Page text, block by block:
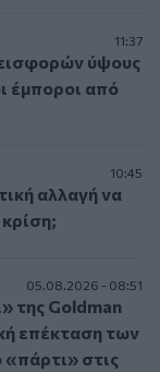
11:37
ύψους
έμποροι από
10:45
αλλαγή να
05.08.2026 - 08:51
της Goldman
επέκταση των
στις